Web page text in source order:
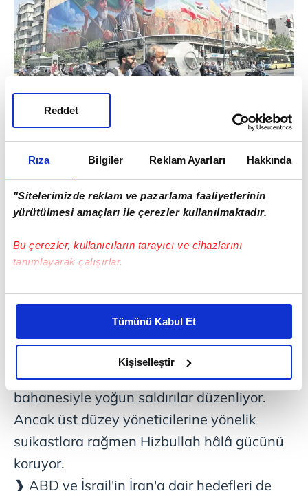
Rıza Bilgiler Reklam Ayarları Hakkında
"Sitelerimizde reklam ve pazarlama faaliyetlerinin
yürütülmesi amaçları ile çerezler kullanılmaktadır.
Bu çerezler, kullanıcıların tarayıcı ve cihazlarını
tanımlayarak çalışırlar.
Bu çerezlere izin vermeniz halinde sizlere özel
daha iyi reklam deneyimi yaşatabiliriz. Bunu yaparken
amacımızın size daha iyi bir reklam deneyimi sunmak
olduğunu ve sizlere en iyi içerikleri sunabilmek adına
elimizden gelen çabayı gösterdiğimizi ve bu noktada,
reklamların maliyetlerimizi karşılamak noktasında tek gelir
Her halükârda, kullanıcılar, bu çerezlere izin vermedikleri
takdirde, kullanıcılara hedefli reklamlar
gösterilmeyecektir."
Tümünü Kabul Et
Kişiselleştir
Reddet
SAHADA DENKLER DEĞİŞMEDİ
❱ Ekim 2023'ten bu yana Gazze'deki
soykırım sürüyor. Ancak Netanyahu'nun
"Tamamen yok edeceğiz" dediği Hamas,
hâlâ sahada ve güçlü konumda.
devrilmesini fırsata çeviren İsrail, bu
❱ İsrail yönetimi Lübnan'a da Hizbullah
bahanesiyle yoğun saldırılar düzenliyor.
Ancak üst düzey yöneticilerine yönelik
suikastlara rağmen Hizbullah hâlâ gücünü
koruyor.
❱ ABD ve İsrail'in İran'a dair hedefleri de